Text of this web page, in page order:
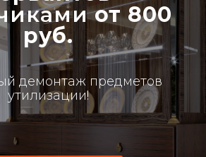
от 800
руб.
демонтаж предметов
утилизации!